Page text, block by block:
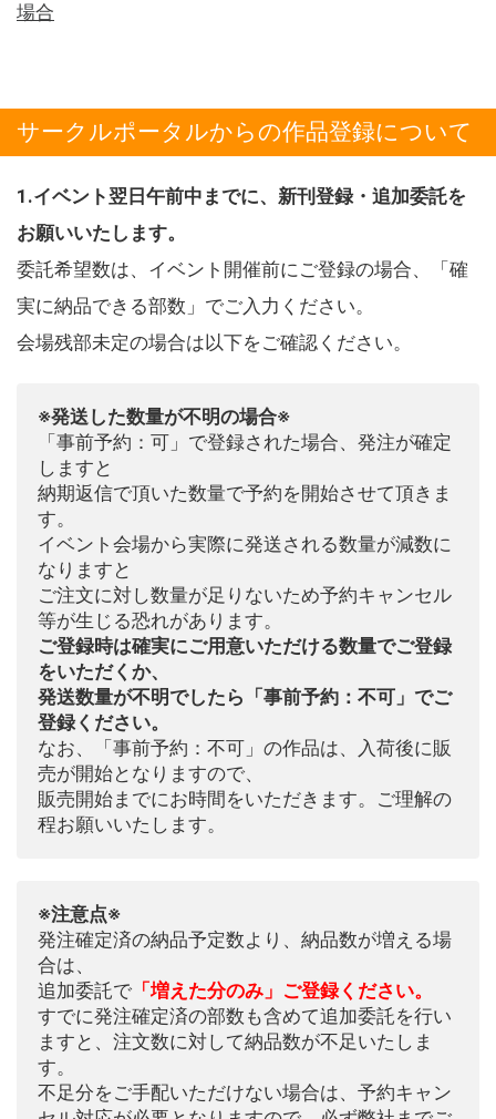
場合
サークルポータルからの作品登録について
1.イベント翌日午前中までに、新刊登録・追加委託を
お願いいたします。
委託希望数は、イベント開催前にご登録の場合、「確
実に納品できる部数」でご入力ください。
会場残部未定の場合は以下をご確認ください。
※発送した数量が不明の場合※
「事前予約：可」で登録された場合、発注が確定
しますと
納期返信で頂いた数量で予約を開始させて頂きま
す。
イベント会場から実際に発送される数量が減数に
なりますと
ご注文に対し数量が足りないため予約キャンセル
等が生じる恐れがあります。
ご登録時は確実にご用意いただける数量でご登録
をいただくか、
発送数量が不明でしたら「事前予約：不可」でご
登録ください。
なお、「事前予約：不可」の作品は、入荷後に販
売が開始となりますので、
販売開始までにお時間をいただきます。ご理解の
程お願いいたします。
※注意点※
発注確定済の納品予定数より、納品数が増える場
合は、
追加委託で 「増えた分のみ」ご登録ください。
すでに発注確定済の部数も含めて追加委託を行い
ますと、注文数に対して納品数が不足いたしま
す。
不足分をご手配いただけない場合は、予約キャン